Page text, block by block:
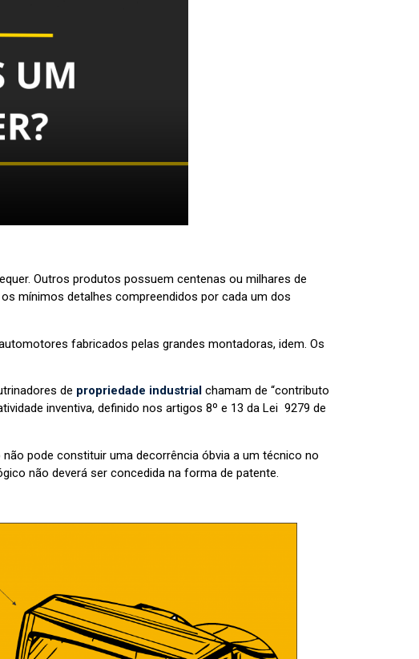
Outros produtos possuem centenas ou milhares de
mínimos detalhes compreendidos por cada um dos
fabricados pelas grandes montadoras, idem. Os
de propriedade industrial chamam de “contributo
inventiva, definido nos artigos 8º e 13 da Lei 9279 de
pode constituir uma decorrência óbvia a um técnico no
não deverá ser concedida na forma de patente.